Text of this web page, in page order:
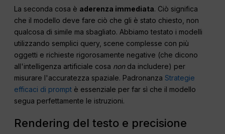
La seconda cosa è aderenza immediata. Ciò significa
che il modello deve fare ciò che gli è stato chiesto, non
qualcosa di simile ma sbagliato. Abbiamo testato i modelli
utilizzando semplici query, scene complesse con più
oggetti e richieste rigorosamente negative (che dicono
all'intelligenza artificiale cosa nonda includere) per
misurare l'accuratezza spaziale. PadronanzaStrategie
efficaci di prompt è essenziale per far sì che il modello
segua perfettamente le istruzioni.
Rendering del testo e precisione